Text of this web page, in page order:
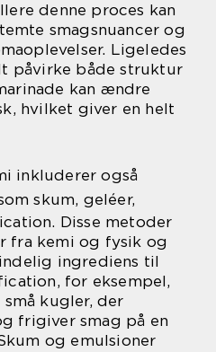
denne proces kan
smagsnuancer og
Ligeledes
påvirke både struktur
kan ændre
hvilket giver en helt
inkluderer også
skum, geléer,
Disse metoder
fra kemi og fysik og
ingrediens til
for eksempel,
kugler, der
frigiver smag på en
og emulsioner